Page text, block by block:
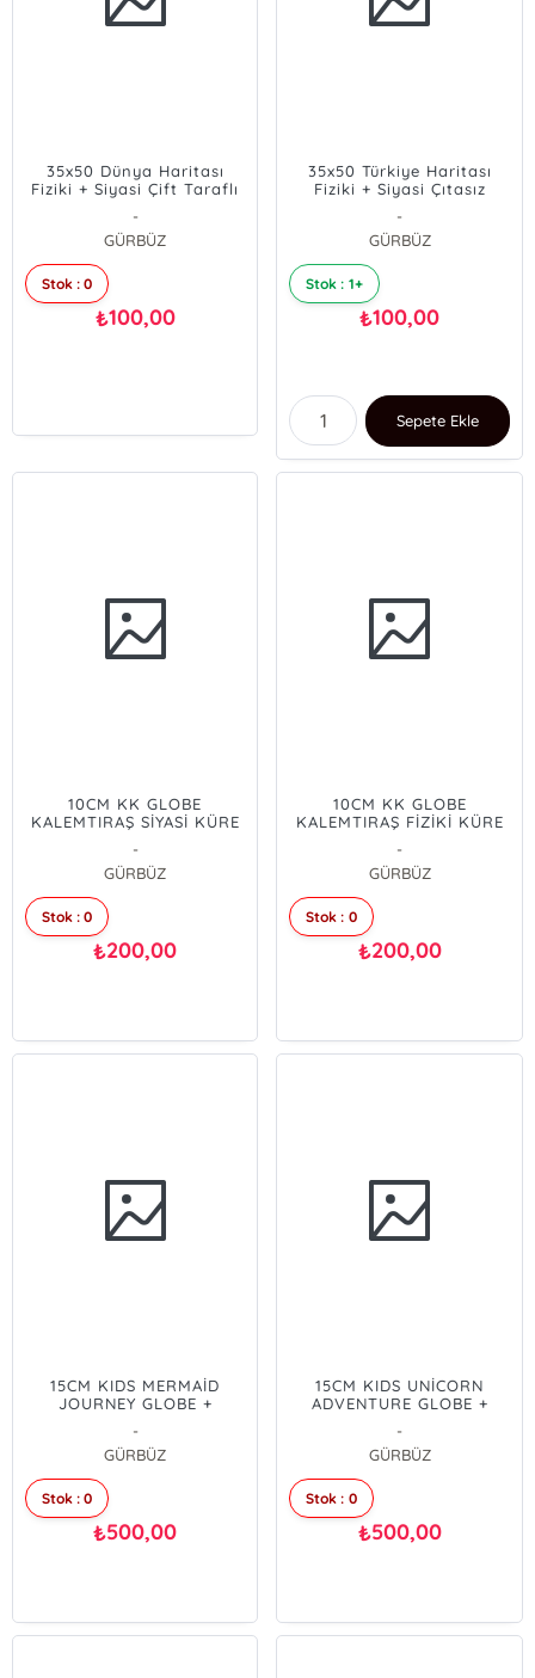
35x50 Dünya Haritası
Fiziki + Siyasi Çift Taraflı
-
GÜRBÜZ
Stok : 0
₺100,00
35x50 Türkiye Haritası
Fiziki + Siyasi Çıtasız
-
GÜRBÜZ
Stok : 1+
₺100,00
Sepete Ekle
10CM KK GLOBE
KALEMTIRAŞ SİYASİ KÜRE
-
GÜRBÜZ
Stok : 0
₺200,00
10CM KK GLOBE
KALEMTIRAŞ FİZİKİ KÜRE
-
GÜRBÜZ
Stok : 0
₺200,00
15CM KIDS MERMAİD
JOURNEY GLOBE +
-
GÜRBÜZ
Stok : 0
₺500,00
15CM KIDS UNİCORN
ADVENTURE GLOBE +
-
GÜRBÜZ
Stok : 0
₺500,00